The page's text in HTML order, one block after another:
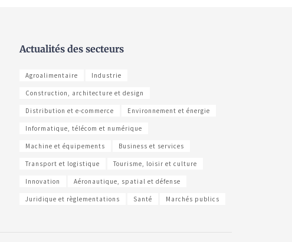
Actualités des secteurs
Agroalimentaire Industrie
Construction, architecture et design
Distribution et e-commerce Environnement et énergie
Informatique, télécom et numérique
Machine et équipements Business et services
Transport et logistique Tourisme, loisir et culture
Innovation Aéronautique, spatial et défense
Juridique et règlementations Santé Marchés publics